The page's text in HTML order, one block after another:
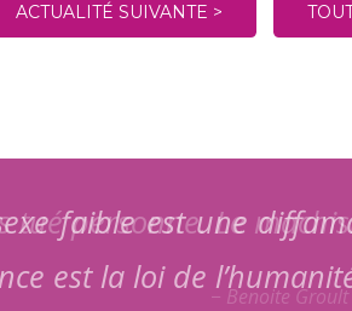
ACTUALITÉ SUIVANTE >
faible est une
est la loi de